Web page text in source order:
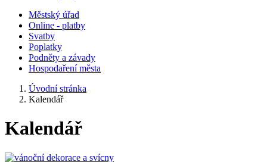
Městský úřad
Online - platby
Svatby
Poplatky
Podněty a závady
Hospodaření města
Úvodní stránka
Kalendář
Kalendář